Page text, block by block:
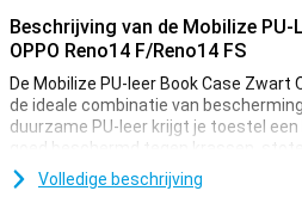
Beschrijving van de Mobilize PU-
OPPO Reno14 F/Reno14 FS
De Mobilize PU-leer Book Case Zwart
de ideale combinatie van
duurzame PU-leer krijgt je toestel
goed beschermd tegen krassen,
stevig met een magneet en heeft
briefgeld. Zo heb je alles bij de hand,
Volledige beschrijving